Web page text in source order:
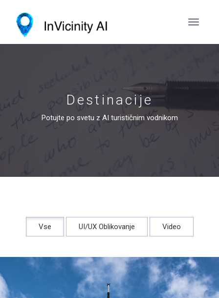
Destinacije
Potujte po svetu z AI turističnim vodnikom
Vse UI/UX Oblikovanje Video